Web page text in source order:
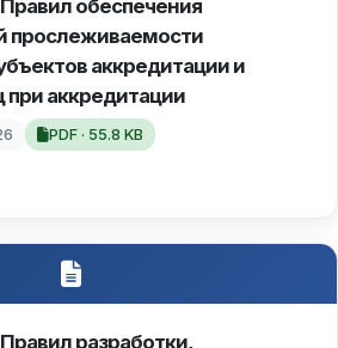
обеспечения
прослеживаемости
аккредитации и
аккредитации
PDF · 55.8 KB
разработки,